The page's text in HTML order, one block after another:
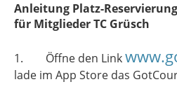
Anleitung Platz-
für Mitglieder TC Grüsch
1. Öffne den Link
lade im App Store das